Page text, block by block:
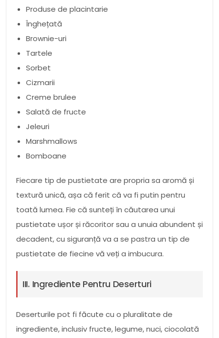
Produse de placintarie
Înghețată
Brownie-uri
Tartele
Sorbet
Cizmarii
Creme brulee
Salată de fructe
Jeleuri
Marshmallows
Bomboane
Fiecare tip de pustietate are propria sa aromă și
textură unică, așa că ferit că va fi putin pentru
toată lumea. Fie că sunteți în căutarea unui
pustietate ușor și răcoritor sau a unuia abundent și
decadent, cu siguranță va a se pastra un tip de
pustietate de fiecine vă veți a imbucura.
III. Ingrediente Pentru Deserturi
Deserturile pot fi făcute cu o pluralitate de
ingrediente, inclusiv fructe, legume, nuci, ciocolată